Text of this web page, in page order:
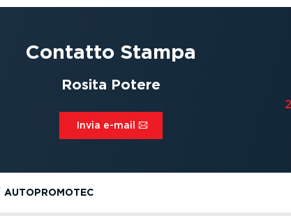
Contatto Stampa
Rosita Potere
Invia e-mail⁠
AUTOPROMOTEC